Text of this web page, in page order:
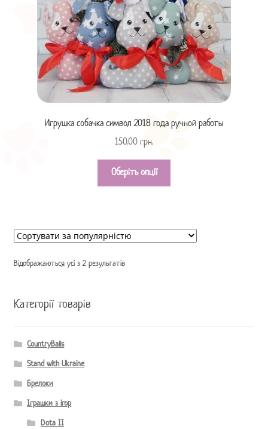
Игрушка собачка символ 2018 года ручной работы
150.00 грн.
Оберіть опції
Відображаються усі з 2 результатів
Категорії товарів
CountryBalls
Stand with Ukraine
Брелоки
Іграшки з ігор
Dota II